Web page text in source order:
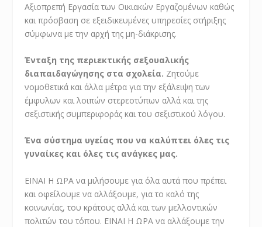
Αξιοπρεπή Εργασία των Οικιακών Εργαζομένων καθώς
και πρόσβαση σε εξειδικευμένες υπηρεσίες στήριξης
σύμφωνα με την αρχή της μη-διάκρισης.
Ένταξη της περιεκτικής σεξουαλικής
διαπαιδαγώγησης στα σχολεία. Ζητούμε
νομοθετικά και άλλα μέτρα για την εξάλειψη των
έμφυλων και λοιπών στερεοτύπων αλλά και της
σεξιστικής συμπεριφοράς και του σεξιστικού λόγου.
Ένα σύστημα υγείας που να καλύπτει όλες τις
γυναίκες και όλες τις ανάγκες μας.
ΕΙΝΑΙ Η ΩΡΑ να μιλήσουμε για όλα αυτά που πρέπει
και οφείλουμε να αλλάξουμε, για το καλό της
κοινωνίας, του κράτους αλλά και των μελλοντικών
πολιτών του τόπου. ΕΙΝΑΙ Η ΩΡΑ να αλλάξουμε την